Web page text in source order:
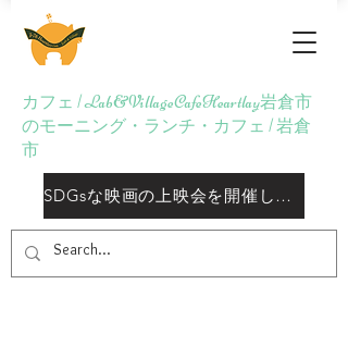
カフェ | Lab&VillageCafeHeartlay岩倉市
のモーニング・ランチ・カフェ | 岩倉
市
SDGsな映画の上映会を開催しておりますしております